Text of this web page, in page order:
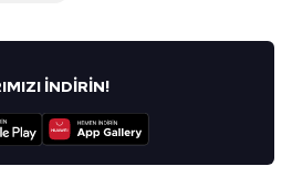
İNDİRİN!